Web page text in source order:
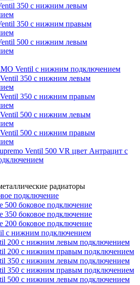
350 с нижним левым
350 с нижним правым
500 с нижним левым
Ventil с нижним подключением
Ventil 350 с нижним левым
Ventil 350 с нижним правым
Ventil 500 с нижним левым
Ventil 500 с нижним правым
Ventil 500 VR цвет Антрацит с
радиаторы
подключение
500 боковое подключение
350 боковое подключение
200 боковое подключение
с нижним подключением
200 с нижним левым подключением
200 с нижним правым подключением
350 с нижним левым подключением
350 с нижним правым подключением
500 с нижним левым подключением